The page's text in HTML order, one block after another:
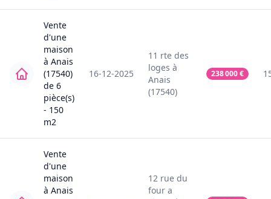
Vente
d'une
maison
à Anais
(17540)
de 6
pièce(s)
- 150
m2
16-12-2025
11 rte des
loges à
Anais
(17540)
238 000€
Vente
d'une
maison
à Anais
12 rue du
four a